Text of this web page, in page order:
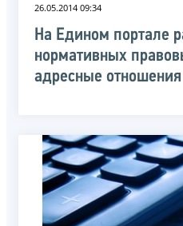
26.05.2014 09:34
На Едином портале
нормативных
адресные отношения